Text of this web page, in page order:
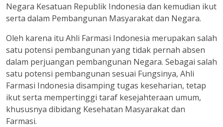
Negara Kesatuan Republik Indonesia dan kemudian ikut
serta dalam Pembangunan Masyarakat dan Negara.
Oleh karena itu Ahli Farmasi Indonesia merupakan salah
satu potensi pembangunan yang tidak pernah absen
dalam perjuangan pembangunan Negara. Sebagai salah
satu potensi pembangunan sesuai Fungsinya, Ahli
Farmasi Indonesia disamping tugas keseharian, tetap
ikut serta mempertinggi taraf kesejahteraan umum,
khususnya dibidang Kesehatan Masyarakat dan
Farmasi.